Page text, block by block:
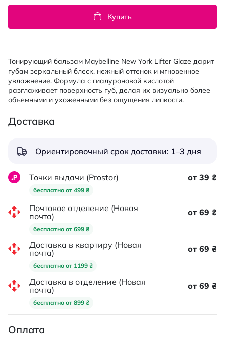
Купить
Тонирующий бальзам Maybelline New York Lifter Glaze дарит
губам зеркальный блеск, нежный оттенок и мгновенное
увлажнение. Формула с гиалуроновой кислотой
разглаживает поверхность губ, делая их визуально более
объемными и ухоженными без ощущения липкости.
Доставка
Ориентировочный срок доставки: 1–3 дня
Точки выдачи (Prostor)
бесплатно от 499 ₴
от 39 ₴
Почтовое отделение (Новая
почта)
бесплатно от 699 ₴
от 69 ₴
Доставка в квартиру (Новая
почта)
бесплатно от 1199 ₴
от 69 ₴
Доставка в отделение (Новая
почта)
бесплатно от 899 ₴
от 69 ₴
Оплата